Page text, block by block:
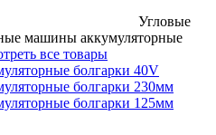
Угловые
машины аккумуляторные
все товары
болгарки 40V
болгарки 230мм
болгарки 125мм